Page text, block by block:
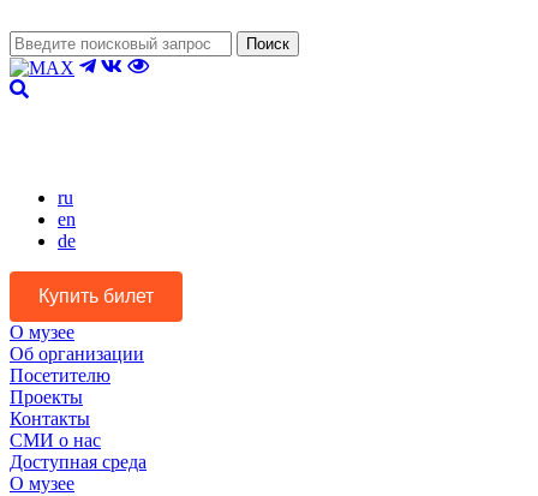
Поиск
ru
en
de
Купить билет
О музее
Об организации
Посетителю
Проекты
Контакты
СМИ о нас
Доступная среда
О музее